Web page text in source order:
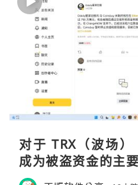
对于 TRX（波场
成为被盗资金的主
络在加密金融领域